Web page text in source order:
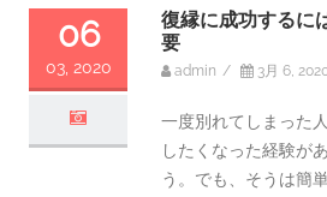
06
03, 2020
復縁に成功するに
要
admin / 3月 6,
一度別れてしまった
したくなった経験が
う。でも、そうは簡